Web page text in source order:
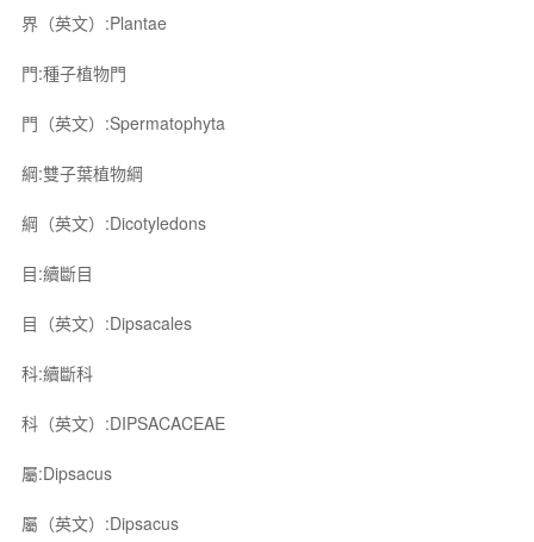
界（英文）:Plantae
門:種子植物門
門（英文）:Spermatophyta
綱:雙子葉植物綱
綱（英文）:Dicotyledons
目:續斷目
目（英文）:Dipsacales
科:續斷科
科（英文）:DIPSACACEAE
屬:Dipsacus
屬（英文）:Dipsacus